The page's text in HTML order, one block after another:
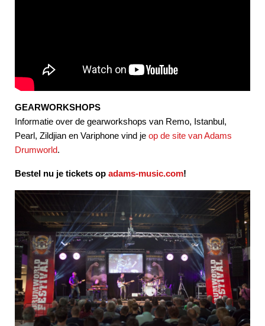
GEARWORKSHOPS
Informatie over de gearworkshops van Remo, Istanbul,
Pearl, Zildjian en Variphone vind je op de site van Adams
Drumworld.
Bestel nu je tickets op adams-music.com!